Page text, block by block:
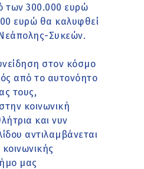
των 300.000 ευρώ
ευρώ θα καλυφθεί
Συκεών.
στον κόσμο
από το αυτονόητο
τους,
κοινωνική
και νυν
αντιλαμβάνεται
μας